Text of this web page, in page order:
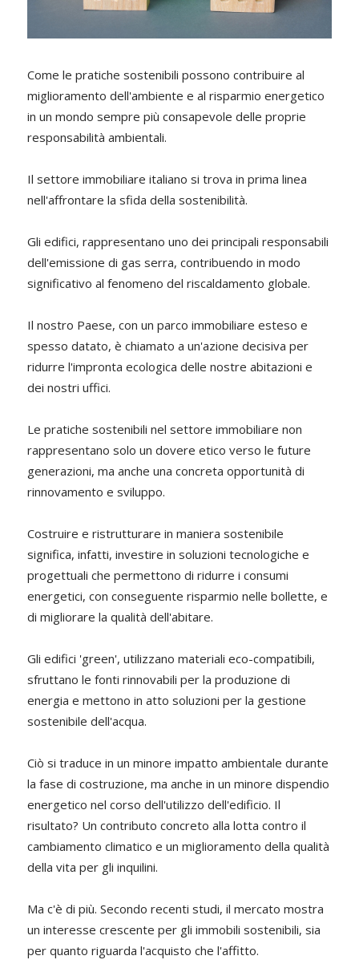
Come le pratiche sostenibili possono contribuire al
miglioramento dell'ambiente e al risparmio energetico
in un mondo sempre più consapevole delle proprie
responsabilità ambientali.
Il settore immobiliare italiano si trova in prima linea
nell'affrontare la sfida della sostenibilità.
Gli edifici, rappresentano uno dei principali responsabili
dell'emissione di gas serra, contribuendo in modo
significativo al fenomeno del riscaldamento globale.
Il nostro Paese, con un parco immobiliare esteso e
spesso datato, è chiamato a un'azione decisiva per
ridurre l'impronta ecologica delle nostre abitazioni e
dei nostri uffici.
Le pratiche sostenibili nel settore immobiliare non
rappresentano solo un dovere etico verso le future
generazioni, ma anche una concreta opportunità di
rinnovamento e sviluppo.
Costruire e ristrutturare in maniera sostenibile
significa, infatti, investire in soluzioni tecnologiche e
progettuali che permettono di ridurre i consumi
energetici, con conseguente risparmio nelle bollette, e
di migliorare la qualità dell'abitare.
Gli edifici 'green', utilizzano materiali eco-compatibili,
sfruttano le fonti rinnovabili per la produzione di
energia e mettono in atto soluzioni per la gestione
sostenibile dell'acqua.
Ciò si traduce in un minore impatto ambientale durante
la fase di costruzione, ma anche in un minore dispendio
energetico nel corso dell'utilizzo dell'edificio. Il
risultato? Un contributo concreto alla lotta contro il
cambiamento climatico e un miglioramento della qualità
della vita per gli inquilini.
Ma c'è di più. Secondo recenti studi, il mercato mostra
un interesse crescente per gli immobili sostenibili, sia
per quanto riguarda l'acquisto che l'affitto.